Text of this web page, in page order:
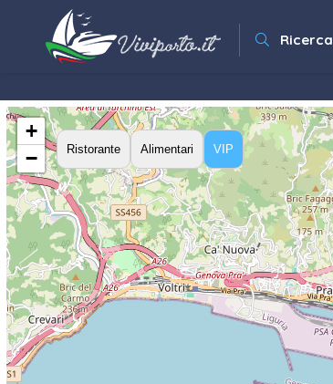
Ricerca
Ristorante Alimentari VIP
+
−